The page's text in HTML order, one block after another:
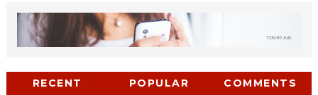
RECENT POPULAR COMMENTS